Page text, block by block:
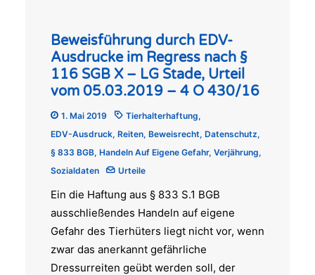
Beweisführung durch EDV-
Ausdrucke im Regress nach §
116 SGB X – LG Stade, Urteil
vom 05.03.2019 – 4 O 430/16
1. Mai 2019 Tierhalterhaftung,
EDV-Ausdruck, Reiten, Beweisrecht, Datenschutz,
§ 833 BGB, Handeln Auf Eigene Gefahr, Verjährung,
Sozialdaten
Urteile
Ein die Haftung aus § 833 S.1 BGB
ausschließendes Handeln auf eigene
Gefahr des Tierhüters liegt nicht vor, wenn
zwar das anerkannt gefährliche
Dressurreiten geübt werden soll, der